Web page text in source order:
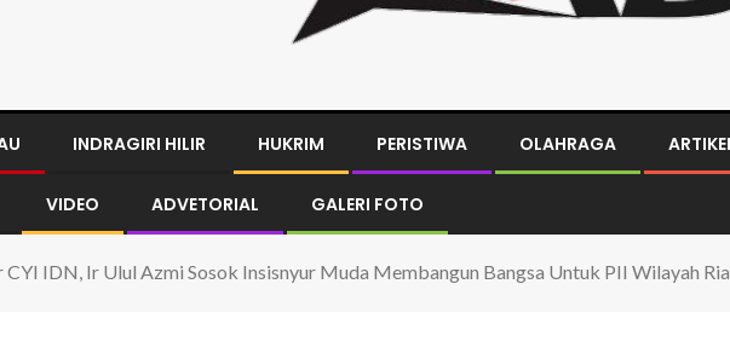
INDRAGIRI HILIR HUKRIM PERISTIWA OLAHRAGA
VIDEO ADVETORIAL GALERI FOTO
CYI IDN, Ir Ulul Azmi Sosok Insisnyur Muda Membangun Bangsa Untuk PII Wilayah